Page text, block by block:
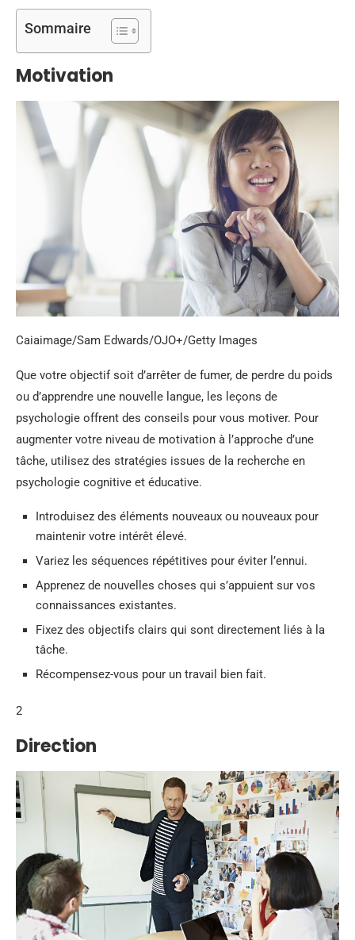
Sommaire
Motivation
Caiaimage/Sam Edwards/OJO+/Getty Images
Que votre objectif soit d’arrêter de fumer, de perdre du poids
ou d’apprendre une nouvelle langue, les leçons de
psychologie offrent des conseils pour vous motiver. Pour
augmenter votre niveau de motivation à l’approche d’une
tâche, utilisez des stratégies issues de la recherche en
psychologie cognitive et éducative.
Introduisez des éléments nouveaux ou nouveaux pour
maintenir votre intérêt élevé.
Variez les séquences répétitives pour éviter l’ennui.
Apprenez de nouvelles choses qui s’appuient sur vos
connaissances existantes.
Fixez des objectifs clairs qui sont directement liés à la
tâche.
Récompensez-vous pour un travail bien fait.
2
Direction